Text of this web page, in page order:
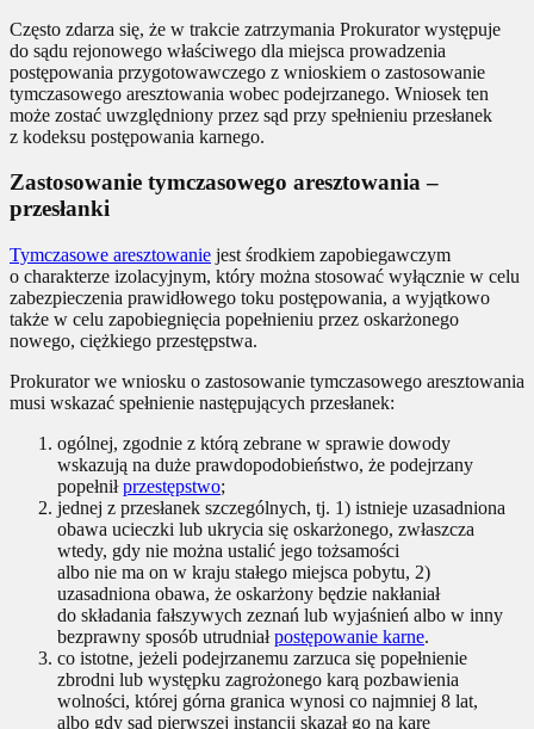
Często zdarza się, że w trakcie zatrzymania Prokurator występuje
do sądu rejonowego właściwego dla miejsca prowadzenia
postępowania przygotowawczego z wnioskiem o zastosowanie
tymczasowego aresztowania wobec podejrzanego. Wniosek ten
może zostać uwzględniony przez sąd przy spełnieniu przesłanek
z kodeksu postępowania karnego.
Zastosowanie tymczasowego aresztowania –
przesłanki
Tymczasowe aresztowanie jest środkiem zapobiegawczym
o charakterze izolacyjnym, który można stosować wyłącznie w celu
zabezpieczenia prawidłowego toku postępowania, a wyjątkowo
także w celu zapobiegnięcia popełnieniu przez oskarżonego
nowego, ciężkiego przestępstwa.
Prokurator we wniosku o zastosowanie tymczasowego aresztowania
musi wskazać spełnienie następujących przesłanek:
ogólnej, zgodnie z którą zebrane w sprawie dowody
wskazują na duże prawdopodobieństwo, że podejrzany
popełniłprzestępstwo;
jednej z przesłanek szczególnych, tj. 1) istnieje uzasadniona
obawa ucieczki lub ukrycia się oskarżonego, zwłaszcza
wtedy, gdy nie można ustalić jego tożsamości
albo nie ma on w kraju stałego miejsca pobytu, 2)
uzasadniona obawa, że oskarżony będzie nakłaniał
do składania fałszywych zeznań lub wyjaśnień albo w inny
bezprawny sposób utrudniałpostępowanie karne.
co istotne, jeżeli podejrzanemu zarzuca się popełnienie
zbrodni lub występku zagrożonego karą pozbawienia
wolności, której górna granica wynosi co najmniej 8 lat,
albo gdy sąd pierwszej instancji skazał go na karę